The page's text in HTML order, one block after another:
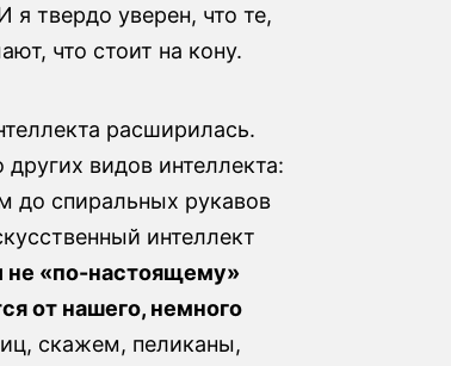
я твердо уверен, что те,
что стоит на кону.
расширилась.
видов интеллекта:
до спиральных рукавов
интеллект
не «по-настоящему»
от нашего, немного
скажем, пеликаны,